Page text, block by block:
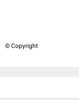
© Copyright